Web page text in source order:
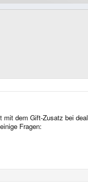
dem Gift-Zusatz bei
Fragen: